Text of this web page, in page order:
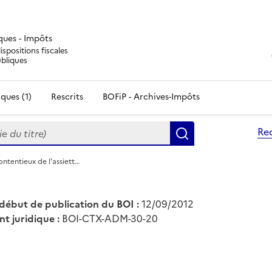
- Impôts
fiscales
(1) Rescrits BOFiP - Archives-Impôts
titre)
de l'assiett…
de publication du BOI :12/09/2012
juridique : BOI-CTX-ADM-30-20